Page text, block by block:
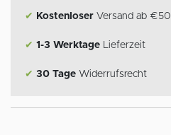
✔ Kostenloser Versand ab €50
✔ 1-3 Werktage Lieferzeit
✔ 30 Tage Widerrufsrecht